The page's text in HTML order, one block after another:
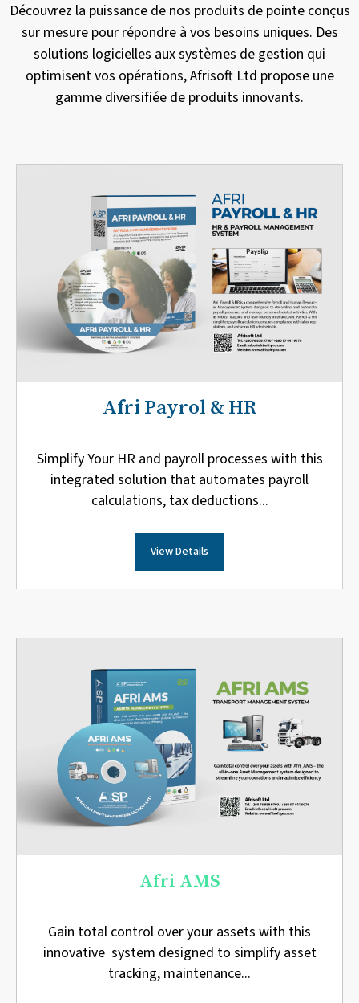
Découvrez la puissance de nos produits de pointe conçus
sur mesure pour répondre à vos besoins uniques. Des
solutions logicielles aux systèmes de gestion qui
optimisent vos opérations, Afrisoft Ltd propose une
gamme diversifiée de produits innovants.
Afri Payrol & HR
Simplify Your HR and payroll processes with this
integrated solution that automates payroll
calculations, tax deductions...
View Details
Afri AMS
Gain total control over your assets with this
innovative system designed to simplify asset
tracking, maintenance...